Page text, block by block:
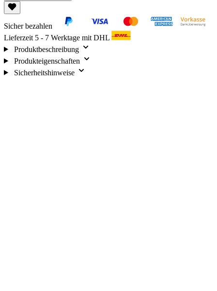
Sicher bezahlen
Lieferzeit 5 - 7 Werktage mit DHL
Produktbeschreibung
Produkteigenschaften
Sicherheitshinweise